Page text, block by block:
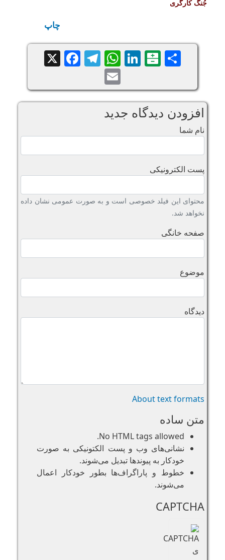
جُنگ کارگری
چاپ
Share
Balatarin
LinkedIn
WhatsApp
Telegram
Facebook
X
Email
افزودن دیدگاه جدید
نام شما
پست الکترونیکی
محتوای این فیلد خصوصی است و به صورت عمومی نشان داده
نخواهد شد.
صفحه خانگی
موضوع
دیدگاه
About text formats
متن ساده
No HTML tags allowed.
نشانی‌های وب و پست الکتونیکی به صورت
خودکار به پیوند‌ها تبدیل می‌شوند.
خطوط و پاراگراف‌ها بطور خودکار اعمال
می‌شوند.
CAPTCHA